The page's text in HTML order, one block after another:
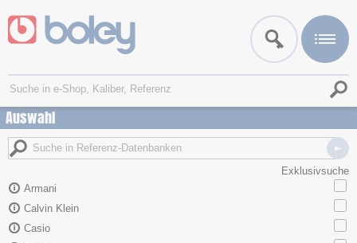
Auswahl
Exklusivsuche
Armani
Calvin Klein
Casio